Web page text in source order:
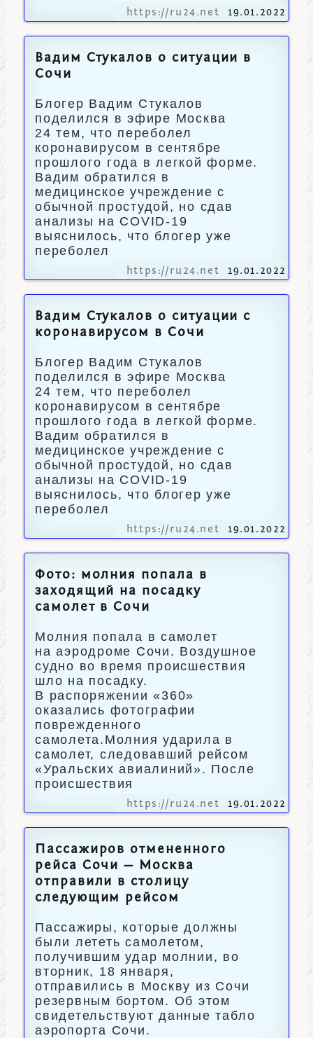
https://ru24.net 19.01.2022
Вадим Стукалов о ситуации в
Сочи
Блогер Вадим Стукалов
поделился в эфире Москва
24 тем, что переболел
коронавирусом в сентябре
прошлого года в легкой форме.
Вадим обратился в
медицинское учреждение с
обычной простудой, но сдав
анализы на COVID-19
выяснилось, что блогер уже
переболел
https://ru24.net 19.01.2022
Вадим Стукалов о ситуации с
коронавирусом в Сочи
Блогер Вадим Стукалов
поделился в эфире Москва
24 тем, что переболел
коронавирусом в сентябре
прошлого года в легкой форме.
Вадим обратился в
медицинское учреждение с
обычной простудой, но сдав
анализы на COVID-19
выяснилось, что блогер уже
переболел
https://ru24.net 19.01.2022
Фото: молния попала в
заходящий на посадку
самолет в Сочи
Молния попала в самолет
на аэродроме Сочи. Воздушное
судно во время происшествия
шло на посадку.
В распоряжении «360»
оказались фотографии
поврежденного
самолета.Молния ударила в
самолет, следовавший рейсом
«Уральских авиалиний». После
происшествия
https://ru24.net 19.01.2022
Пассажиров отмененного
рейса Сочи — Москва
отправили в столицу
следующим рейсом
Пассажиры, которые должны
были лететь самолетом,
получившим удар молнии, во
вторник, 18 января,
отправились в Москву из Сочи
резервным бортом. Об этом
свидетельствуют данные табло
аэропорта Сочи.